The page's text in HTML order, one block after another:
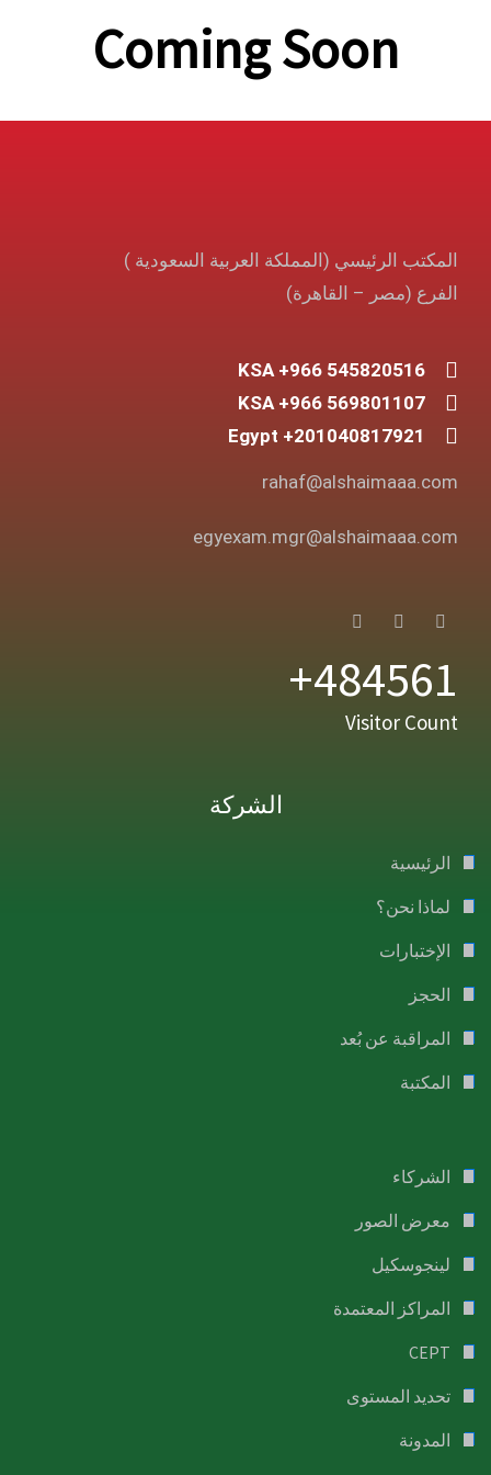
Coming Soon
المكتب الرئيسي (المملكة العربية السعودية )
الفرع (مصر – القاهرة)
KSA +966 545820516
KSA +966 569801107
Egypt +201040817921
rahaf@alshaimaaa.com
egyexam.mgr@alshaimaaa.com
484561+
Visitor Count
الشركة
الرئيسية
لماذا نحن؟
الإختبارات
الحجز
المراقبة عن بُعد
المكتبة
الشركاء
معرض الصور
لينجوسكيل
المراكز المعتمدة
CEPT
تحديد المستوى
المدونة